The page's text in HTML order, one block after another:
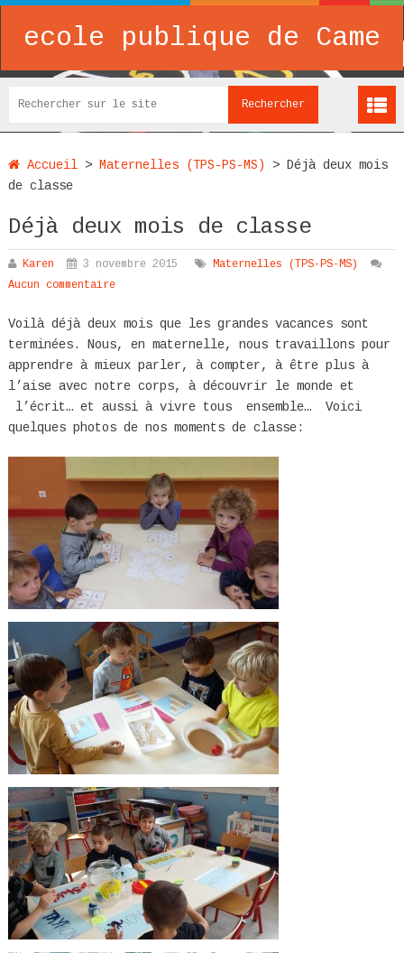
ecole publique de Came
Accueil> Maternelles (TPS-PS-MS) >
Déjà deux mois
de classe
Déjà deux mois de classe
Karen 3 novembre 2015
Maternelles (TPS-PS-MS)
Aucun commentaire
Voilà déjà deux mois que les grandes vacances sont
terminées. Nous, en maternelle, nous travaillons pour
apprendre à mieux parler, à compter, à être plus à
l’aise avec notre corps, à découvrir le monde et
l’écrit… et aussi à vivre tous ensemble… Voici
quelques photos de nos moments de classe: